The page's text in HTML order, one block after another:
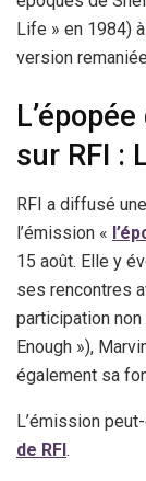
Life » en 1984) à
version
sur RFI :
RFI a diffusé
l’émission «
15 août. Elle y
ses rencontres
participation non
Enough »),
également sa
L’émission
de RFI.